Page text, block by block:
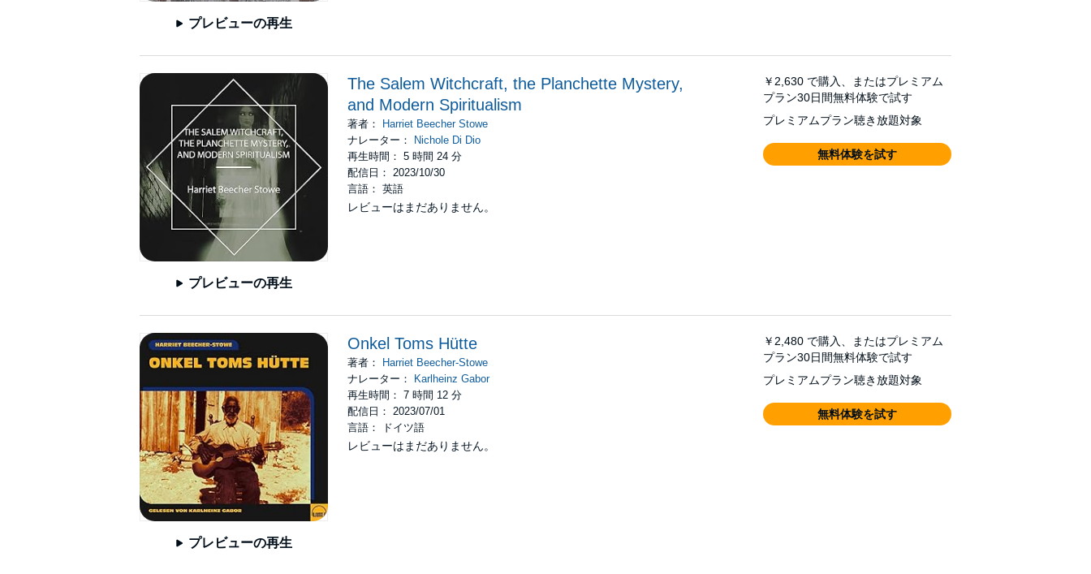
プレビューの再生
プレビューの再生
The Salem Witchcraft, the Planchette Mystery,
and Modern Spiritualism
著者：
Harriet Beecher Stowe
ナレーター：
Nichole Di Dio
再生時間： 5 時間 24 分
配信日： 2023/10/30
言語： 英語
レビューはまだありません。
￥2,630 で購入、またはプレミアム
プラン30日間無料体験で試す
プレミアムプラン聴き放題対象
無料体験を試す
プレビューの再生
Onkel Toms Hütte
著者：
Harriet Beecher-Stowe
ナレーター：
Karlheinz Gabor
再生時間： 7 時間 12 分
配信日： 2023/07/01
言語： ドイツ語
レビューはまだありません。
￥2,480 で購入、またはプレミアム
プラン30日間無料体験で試す
プレミアムプラン聴き放題対象
無料体験を試す